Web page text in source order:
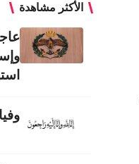
الأكثر مشاهدة